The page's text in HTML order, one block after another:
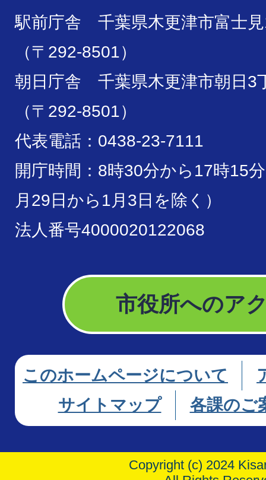
駅前庁舎 千葉県木更津市富士
（〒292-8501）
朝日庁舎 千葉県木更津市朝日3
（〒292-8501）
代表電話：0438-23-7111
開庁時間：8時30分から17時15
月29日から1月3日を除く）
法人番号4000020122068
市役所へのア
このホームページについて
サイトマップ
各課のご
Copyright (c) 2024